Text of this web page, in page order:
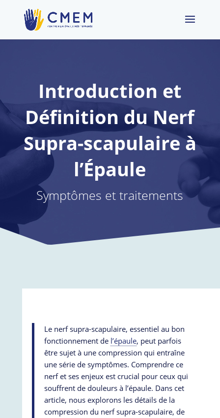
Introduction et
Définition du Nerf
Supra-scapulaire à
l’Épaule
Symptômes et traitements
Le nerf supra-scapulaire, essentiel au bon
fonctionnement de l’épaule, peut parfois
être sujet à une compression qui entraîne
une série de symptômes. Comprendre ce
nerf et ses enjeux est crucial pour ceux qui
souffrent de douleurs à l’épaule. Dans cet
article, nous explorons les détails de la
compression du nerf supra-scapulaire, de